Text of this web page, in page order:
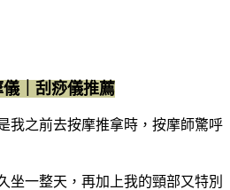
｜刮痧儀推薦
我之前去按摩推拿時，按摩師驚呼
坐一整天，再加上我的頸部又特別